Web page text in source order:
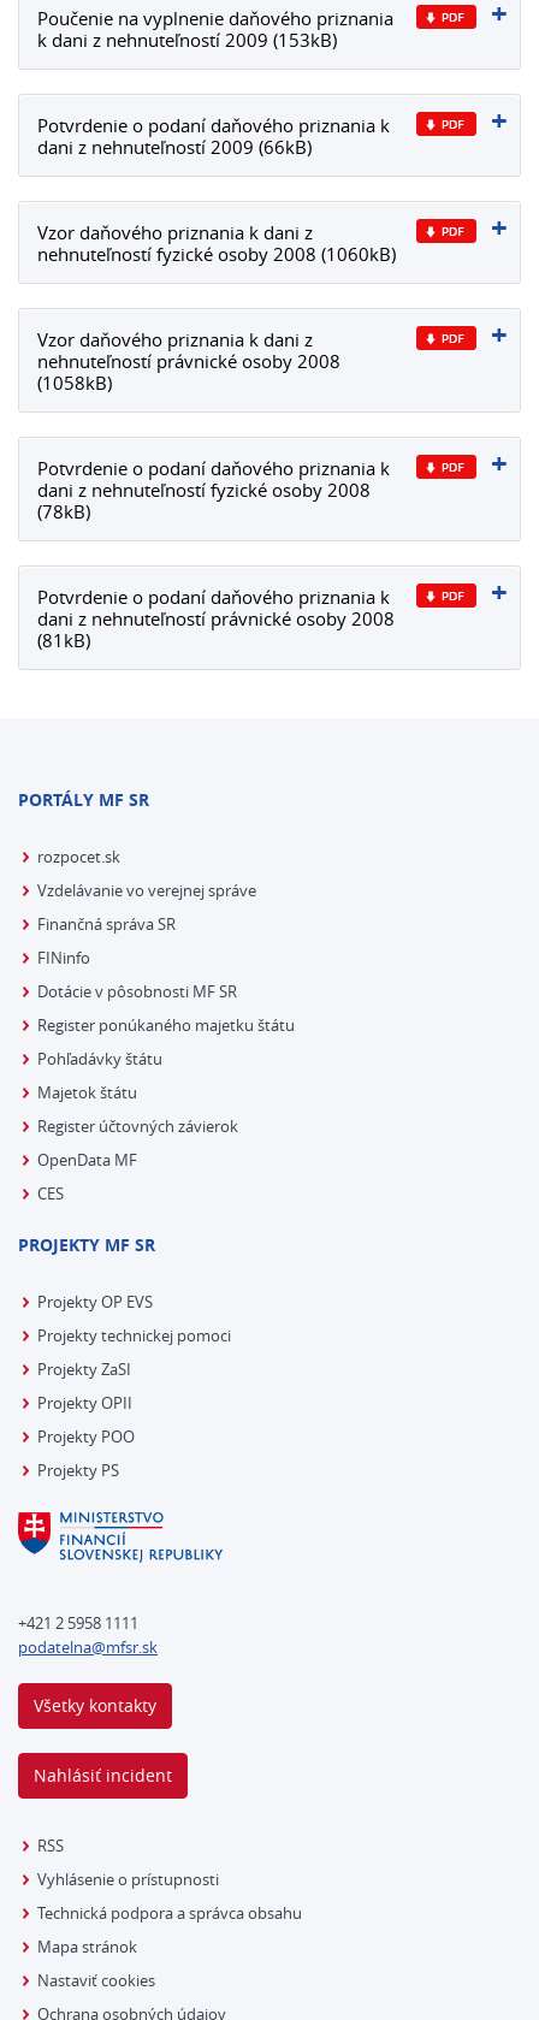
Poučenie na vyplnenie daňového priznania
k dani z nehnuteľností 2009 (153kB)
Potvrdenie o podaní daňového priznania k
dani z nehnuteľností 2009 (66kB)
Vzor daňového priznania k dani z
nehnuteľností fyzické osoby 2008 (1060kB)
Vzor daňového priznania k dani z
nehnuteľností právnické osoby 2008
(1058kB)
Potvrdenie o podaní daňového priznania k
dani z nehnuteľností fyzické osoby 2008
(78kB)
Potvrdenie o podaní daňového priznania k
dani z nehnuteľností právnické osoby 2008
(81kB)
PORTÁLY MF SR
rozpocet.sk
Vzdelávanie vo verejnej správe
Finančná správa SR
FINinfo
Dotácie v pôsobnosti MF SR
Register ponúkaného majetku štátu
Pohľadávky štátu
Majetok štátu
Register účtovných závierok
OpenData MF
CES
PROJEKTY MF SR
Projekty OP EVS
Projekty technickej pomoci
Projekty ZaSI
Projekty OPII
Projekty POO
Projekty PS
+421 2 5958 1111
podatelna@mfsr.sk
Všetky kontakty
Nahlásiť incident
RSS
Vyhlásenie o prístupnosti
Technická podpora a správca obsahu
Mapa stránok
Nastaviť cookies
Ochrana osobných údajov